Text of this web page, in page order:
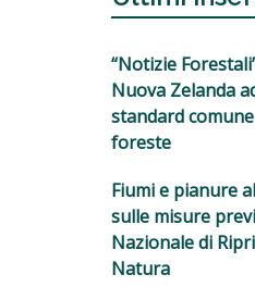
“Notizie
Nuova Zelanda
standard
foreste
Fiumi e pianure
sulle misure
Nazionale di
Natura